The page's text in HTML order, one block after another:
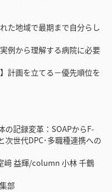
た地域で最期まで自分らし
例から理解する病院に必要
計画を立てる－優先順位を
の記録変革：SOAPからF-
世代DPC･多職種連携への
﨑 益輝/column 小林 千鶴
部